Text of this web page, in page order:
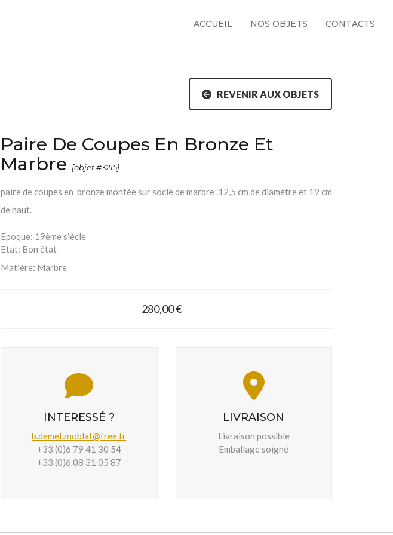
ACCUEIL NOS OBJETS CONTACTS
REVENIR AUX OBJETS
Paire De Coupes En Bronze Et
Marbre
[objet #3215]
paire de coupes en bronze montée sur socle de marbre .12,5 cm de diamètre et 19 cm
de haut.
Epoque: 19ème siècle
Etat: Bon état
Matière: Marbre
280,00 €
INTERESSÉ ?
b.demetznoblat@free.fr
+33 (0)6 79 41 30 54
+33 (0)6 08 31 05 87
LIVRAISON
Livraison possible
Emballage soigné